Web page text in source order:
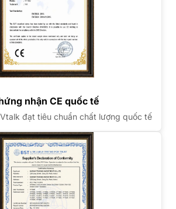
nhận CE quốc tế
đạt tiêu chuẩn chất lượng quốc tế